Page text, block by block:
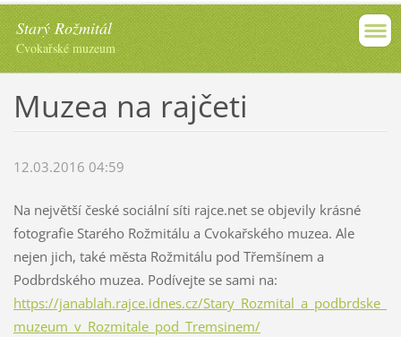
Starý Rožmitál
Cvokařské muzeum
Muzea na rajčeti
12.03.2016 04:59
Na největší české sociální síti rajce.net se objevily krásné
fotografie Starého Rožmitálu a Cvokařského muzea. Ale
nejen jich, také města Rožmitálu pod Třemšínem a
Podbrdského muzea. Podívejte se sami na:
https://janablah.rajce.idnes.cz/Stary_Rozmital_a_podbrdske_
muzeum_v_Rozmitale_pod_Tremsinem/